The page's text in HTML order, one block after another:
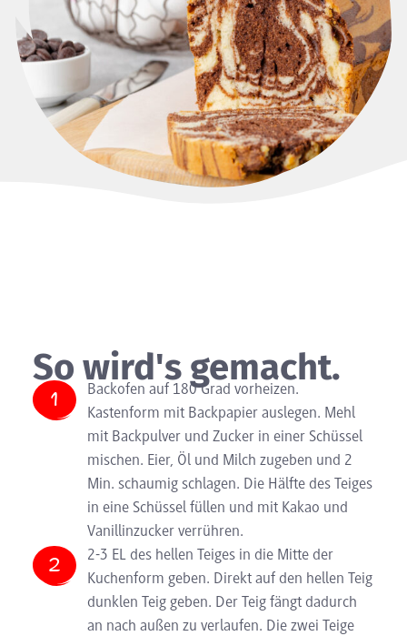
So wird's gemacht.
Backofen auf 180 Grad vorheizen.
Kastenform mit Backpapier auslegen. Mehl
mit Backpulver und Zucker in einer Schüssel
mischen. Eier, Öl und Milch zugeben und 2
Min. schaumig schlagen. Die Hälfte des Teiges
in eine Schüssel füllen und mit Kakao und
Vanillinzucker verrühren.
2-3 EL des hellen Teiges in die Mitte der
Kuchenform geben. Direkt auf den hellen Teig
dunklen Teig geben. Der Teig fängt dadurch
an nach außen zu verlaufen. Die zwei Teige